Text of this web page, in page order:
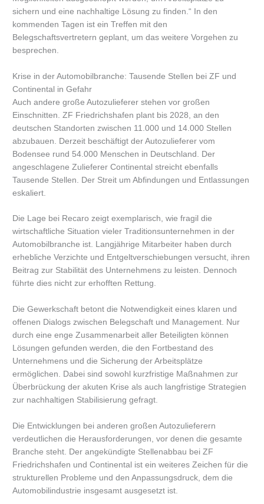
sichern und eine nachhaltige Lösung zu finden.“ In den
kommenden Tagen ist ein Treffen mit den
Belegschaftsvertretern geplant, um das weitere Vorgehen zu
besprechen.
Krise in der Automobilbranche: Tausende Stellen bei ZF und
Continental in Gefahr
Auch andere große Autozulieferer stehen vor großen
Einschnitten. ZF Friedrichshafen plant bis 2028, an den
deutschen Standorten zwischen 11.000 und 14.000 Stellen
abzubauen. Derzeit beschäftigt der Autozulieferer vom
Bodensee rund 54.000 Menschen in Deutschland. Der
angeschlagene Zulieferer Continental streicht ebenfalls
Tausende Stellen. Der Streit um Abfindungen und Entlassungen
eskaliert.
Die Lage bei Recaro zeigt exemplarisch, wie fragil die
wirtschaftliche Situation vieler Traditionsunternehmen in der
Automobilbranche ist. Langjährige Mitarbeiter haben durch
erhebliche Verzichte und Entgeltverschiebungen versucht, ihren
Beitrag zur Stabilität des Unternehmens zu leisten. Dennoch
führte dies nicht zur erhofften Rettung.
Die Gewerkschaft betont die Notwendigkeit eines klaren und
offenen Dialogs zwischen Belegschaft und Management. Nur
durch eine enge Zusammenarbeit aller Beteiligten können
Lösungen gefunden werden, die den Fortbestand des
Unternehmens und die Sicherung der Arbeitsplätze
ermöglichen. Dabei sind sowohl kurzfristige Maßnahmen zur
Überbrückung der akuten Krise als auch langfristige Strategien
zur nachhaltigen Stabilisierung gefragt.
Die Entwicklungen bei anderen großen Autozulieferern
verdeutlichen die Herausforderungen, vor denen die gesamte
Branche steht. Der angekündigte Stellenabbau bei ZF
Friedrichshafen und Continental ist ein weiteres Zeichen für die
strukturellen Probleme und den Anpassungsdruck, dem die
Automobilindustrie insgesamt ausgesetzt ist.